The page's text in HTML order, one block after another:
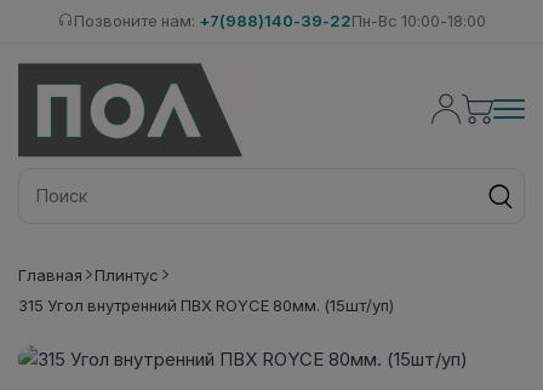
Позвоните нам: +7(988)140-39-22Пн-Вс 10:00-18:00
Главная
Плинтус
315 Угол внутренний ПВХ ROYCE 80мм. (15шт/уп)